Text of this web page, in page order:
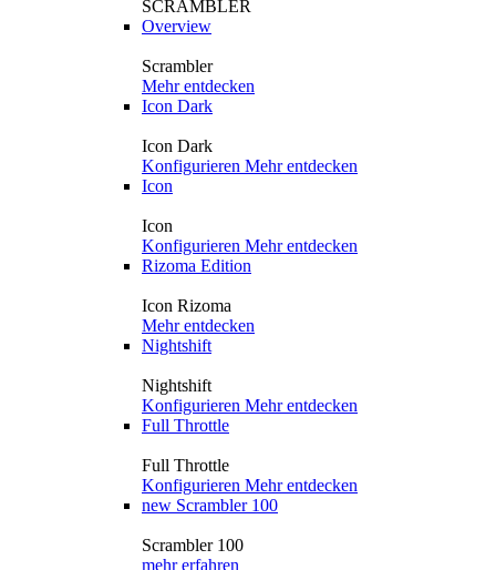
SCRAMBLER
Overview
Scrambler
Mehr entdecken
Icon Dark
Icon Dark
Konfigurieren Mehr entdecken
Icon
Icon
Konfigurieren Mehr entdecken
Rizoma Edition
Icon Rizoma
Mehr entdecken
Nightshift
Nightshift
Konfigurieren Mehr entdecken
Full Throttle
Full Throttle
Konfigurieren Mehr entdecken
new Scrambler 100
Scrambler 100
mehr erfahren